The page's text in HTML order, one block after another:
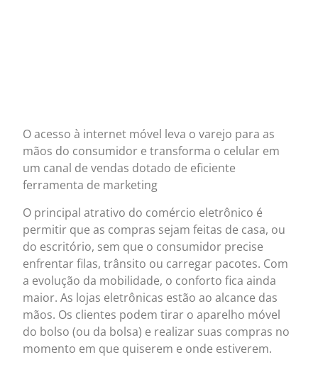
O acesso à internet móvel leva o varejo para as
mãos do consumidor e transforma o celular em
um canal de vendas dotado de eficiente
ferramenta de marketing
O principal atrativo do comércio eletrônico é
permitir que as compras sejam feitas de casa, ou
do escritório, sem que o consumidor precise
enfrentar filas, trânsito ou carregar pacotes. Com
a evolução da mobilidade, o conforto fica ainda
maior. As lojas eletrônicas estão ao alcance das
mãos. Os clientes podem tirar o aparelho móvel
do bolso (ou da bolsa) e realizar suas compras no
momento em que quiserem e onde estiverem.